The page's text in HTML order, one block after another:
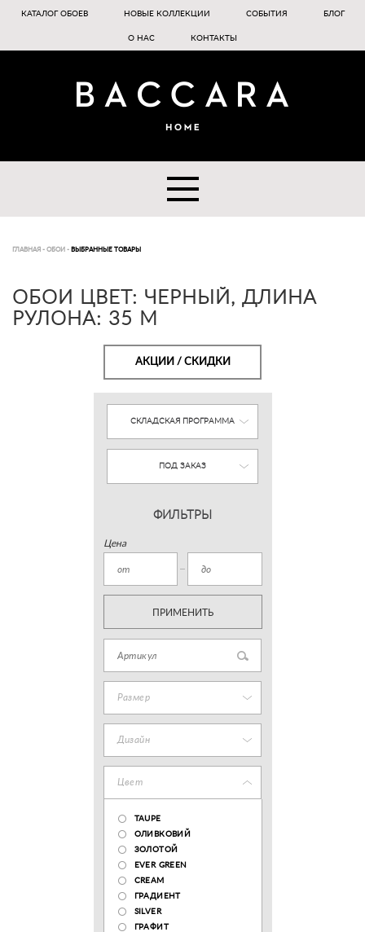
КАТАЛОГ ОБОЕВ НОВЫЕ КОЛЛЕКЦИИ СОБЫТИЯ БЛОГ
О НАС КОНТАКТЫ
ГЛАВНАЯ - ОБОИ - ВЫБРАННЫЕ ТОВАРЫ
ОБОИ ЦВЕТ: ЧЕРНЫЙ, ДЛИНА
РУЛОНА: 35 М
АКЦИИ / СКИДКИ
СКЛАДСКАЯ ПРОГРАММА
ПОД ЗАКАЗ
ФИЛЬТРЫ
Цена
ПРИМЕНИТЬ
Размер
Дизайн
Цвет
TAUPE
ОЛИВКОВИЙ
ЗОЛОТОЙ
EVER GREEN
CREAM
ГРАДИЕНТ
SILVER
ГРАФИТ